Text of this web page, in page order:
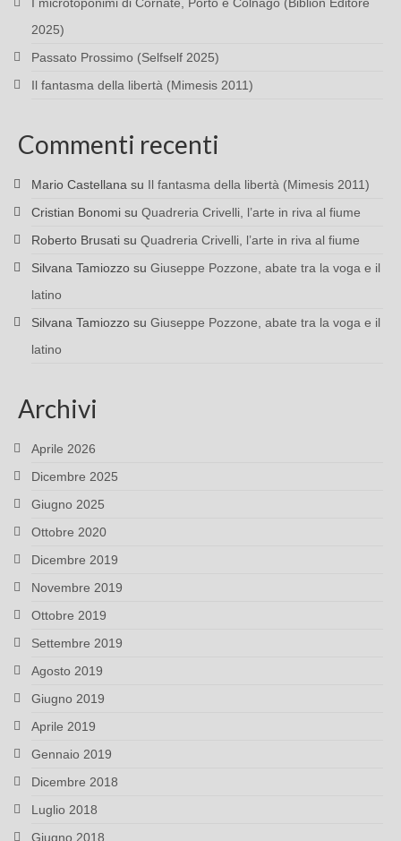
2025)
Passato Prossimo (Selfself 2025)
Il fantasma della libertà (Mimesis 2011)
Commenti recenti
Mario Castellana su Il fantasma della libertà (Mimesis 2011)
Cristian Bonomi su Quadreria Crivelli, l’arte in riva al fiume
Roberto Brusati su Quadreria Crivelli, l’arte in riva al fiume
Silvana Tamiozzo su Giuseppe Pozzone, abate tra la voga e il
latino
Silvana Tamiozzo su Giuseppe Pozzone, abate tra la voga e il
latino
Archivi
Aprile 2026
Dicembre 2025
Giugno 2025
Ottobre 2020
Dicembre 2019
Novembre 2019
Ottobre 2019
Settembre 2019
Agosto 2019
Giugno 2019
Aprile 2019
Gennaio 2019
Dicembre 2018
Luglio 2018
Giugno 2018